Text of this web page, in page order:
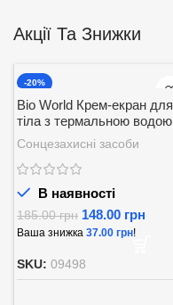
Акції Та Знижки
-20%
Bio World Крем-екран для
тіла з термальною водою
SPF 30
Сонцезахисні засоби
В наявності
185.00грн 148.00 грн
Ваша знижка 37.00 грн!
SKU: 09498